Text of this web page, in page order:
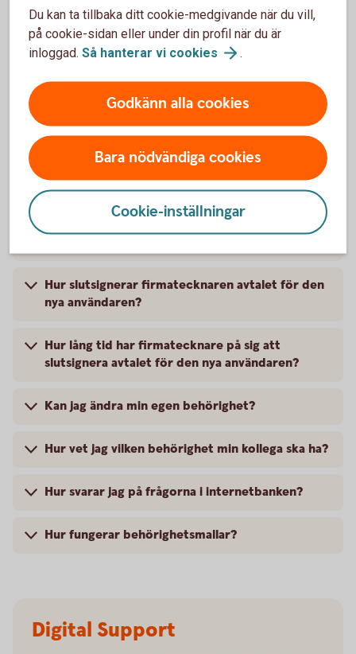
Jag kan inte göra det jag ska i internetbanken
Vad betyder de olika statusarna i översikten
Användare i internetbanken?
Varför får jag felmeddelande när jag försöker
Hur slutsignerar firmatecknaren avtalet för den
nya användaren?
Hur lång tid har firmatecknare på sig att
slutsignera avtalet för den nya användaren?
Kan jag ändra min egen behörighet?
Hur vet jag vilken behörighet min kollega ska ha?
Hur svarar jag på frågorna i internetbanken?
Hur fungerar behörighetsmallar?
Digital Support
Du kan ta tillbaka ditt cookie-medgivande när du vill,
på cookie-sidan eller under din profil när du är
inloggad. Så hanterar vi cookies .
Godkänn alla cookies
Bara nödvändiga cookies
Cookie-inställningar